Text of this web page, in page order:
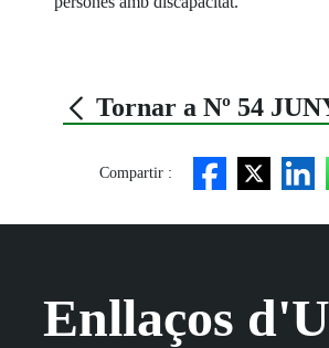
Tornar a Nº 54
Compartir :
Enllaços